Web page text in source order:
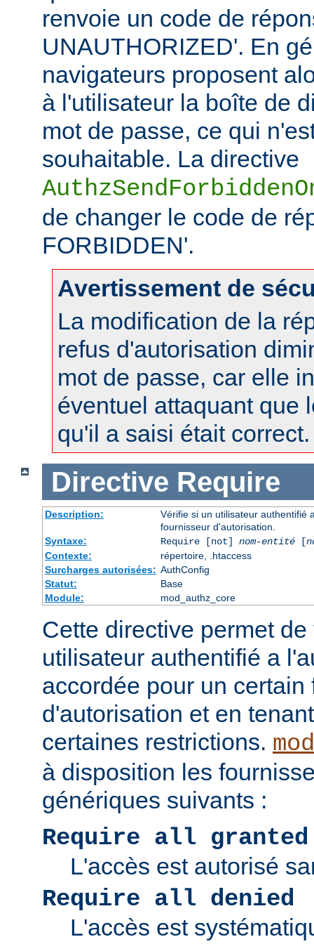
renvoie un code de
UNAUTHORIZED'. En
navigateurs proposent
à l'utilisateur la boîte de
mot de passe, ce qui
souhaitable. La directive
de changer le code de
FORBIDDEN'.
Avertissement de
La modification de la
refus d'autorisation
mot de passe, car elle
éventuel attaquant que
qu'il a saisi était correct.
Directive Require
Description:
Vérifie si un utilisateur authentifié
fournisseur d'autorisation.
Syntaxe:
Require [not] nom-entité[
Contexte:
répertoire, .htaccess
Surcharges autorisées: AuthConfig
Statut:
Base
Module:
mod_authz_core
Cette directive permet
utilisateur authentifié a
accordée pour un certain
d'autorisation et en
certaines restrictions.
à disposition les
génériques suivants :
Require all granted
L'accès est autorisé
Require all denied
L'accès est